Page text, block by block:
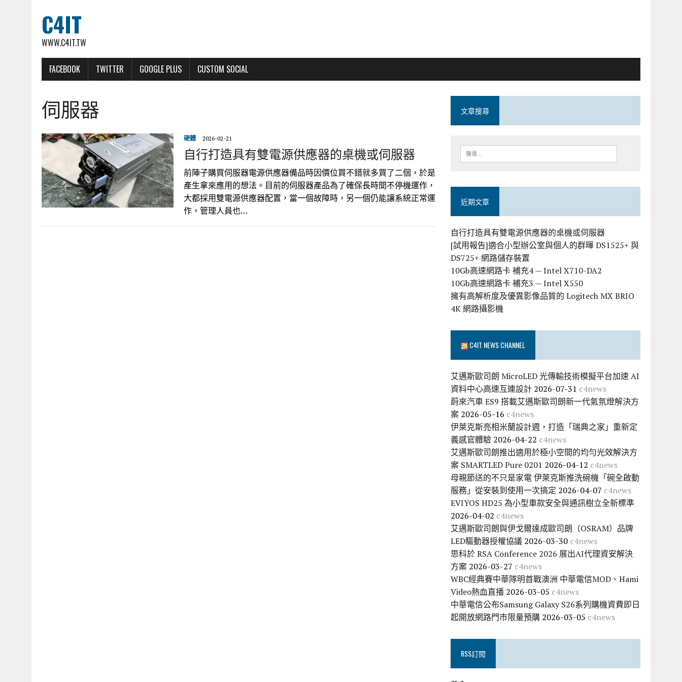
C4IT
WWW.C4IT.TW
FACEBOOK TWITTER GOOGLE PLUS CUSTOM SOCIAL
伺服器
硬體 2026-02-21
自行打造具有雙電源供應器的桌機或伺服器
前陣子購買伺服器電源供應器備品時因價位買不錯就多買了二個，於是
產生拿來應用的想法。目前的伺服器產品為了確保長時間不停機運作，
大都採用雙電源供應器配置，當一個故障時，另一個仍能讓系統正常運
作，管理人員也…
文章搜尋
近期文章
自行打造具有雙電源供應器的桌機或伺服器
[試用報告]適合小型辦公室與個人的群暉 DS1525+ 與
DS725+ 網路儲存裝置
10Gb高速網路卡 補充4 — Intel X710-DA2
10Gb高速網路卡 補充3 — Intel X550
擁有高解析度及優異影像品質的 Logitech MX BRIO
4K 網路攝影機
C4IT NEWS CHANNEL
艾邁斯歐司朗 MicroLED 光傳輸技術模擬平台加速 AI
資料中心高速互連設計 2026-07-31 c4news
蔚來汽車 ES9 搭載艾邁斯歐司朗新一代氣氛燈解決方
案 2026-05-16 c4news
伊萊克斯亮相米蘭設計週，打造「瑞典之家」重新定
義感官體驗 2026-04-22 c4news
艾邁斯歐司朗推出適用於極小空間的均勻光效解決方
案 SMARTLED Pure 0201 2026-04-12 c4news
母親節送的不只是家電 伊萊克斯推洗碗機「碗全啟動
服務」從安裝到使用一次搞定 2026-04-07 c4news
EVIYOS HD25 為小型車款安全與通訊樹立全新標準
2026-04-02 c4news
艾邁斯歐司朗與伊戈爾達成歐司朗（OSRAM）品牌
LED驅動器授權協議 2026-03-30 c4news
思科於 RSA Conference 2026 展出AI代理資安解決
方案 2026-03-27 c4news
WBC經典賽中華隊明首戰澳洲 中華電信MOD、Hami
Video熱血直播 2026-03-05 c4news
中華電信公布Samsung Galaxy S26系列購機資費即日
起開放網路門市限量預購 2026-03-05 c4news
RSS訂閱